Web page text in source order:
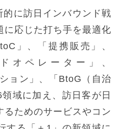
に訪日インバウンド戦
に応じた打ち手を最適化
」、「提携販売」、
オペレーター」、
ョン」、「BtoG（自治
域に加え、訪日客が日
ためのサービスやコン